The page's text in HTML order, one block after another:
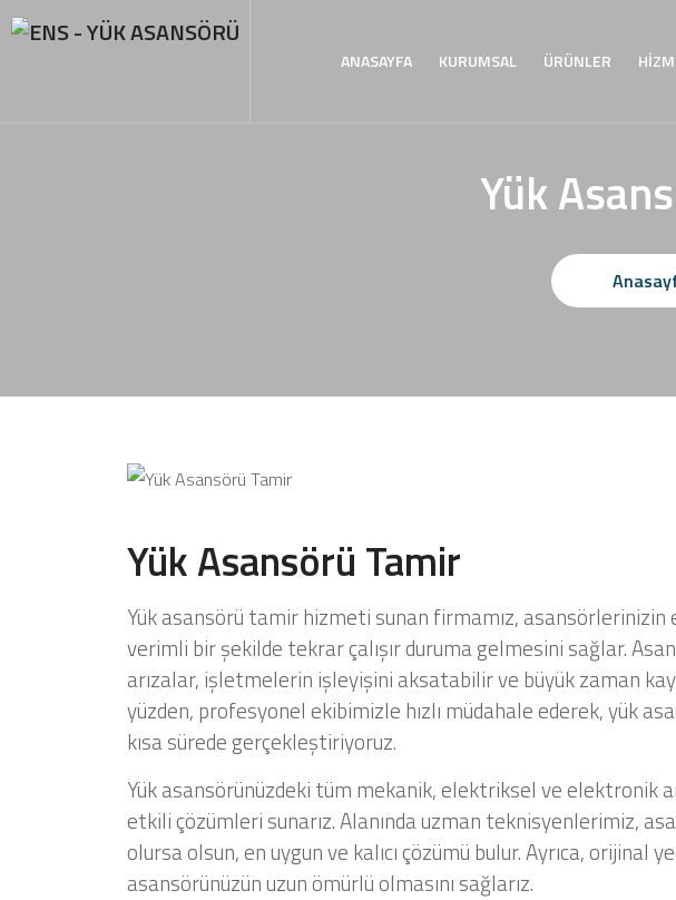
ANASAYFA KURUMSAL ÜRÜNLER
Yük
Yük Asansörü Tamir
Yük asansörü tamir hizmeti sunan firmamız, asansörlerinizin
verimli bir şekilde tekrar çalışır duruma gelmesini sağlar.
arızalar, işletmelerin işleyişini aksatabilir ve büyük zaman
yüzden, profesyonel ekibimizle hızlı müdahale ederek, yük
kısa sürede gerçekleştiriyoruz.
Yük asansörünüzdeki tüm mekanik, elektriksel ve elektronik
etkili çözümleri sunarız. Alanında uzman teknisyenlerimiz,
olursa olsun, en uygun ve kalıcı çözümü bulur. Ayrıca, orijinal
asansörünüzün uzun ömürlü olmasını sağlarız.